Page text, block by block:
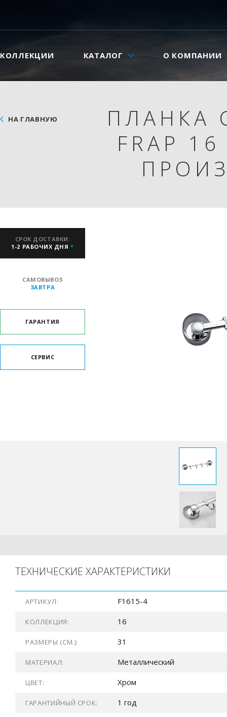
КОЛЛЕКЦИИ КАТАЛОГ О КОМПАНИИ
ПЛАНКА
FRAP
НА ГЛАВНУЮ
СРОК ДОСТАВКИ:
1-2 РАБОЧИХ ДНЯ*
САМОВЫВОЗ
ЗАВТРА
ГАРАНТИЯ
СЕРВИС
ТЕХНИЧЕСКИЕ ХАРАКТЕРИСТИКИ
АРТИКУЛ: F1615-4
КОЛЛЕКЦИЯ: 16
РАЗМЕРЫ (СМ.): 31
МАТЕРИАЛ: Металлический
ЦВЕТ: Хром
ГАРАНТИЙНЫЙ СРОК: 1 год